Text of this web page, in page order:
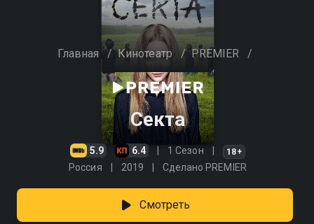
Главная / Кинотеатр / PREMIER /
Секта
5.9 6.4 1 Сезон 18+
Россия 2019 Сделано PREMIER
Смотреть